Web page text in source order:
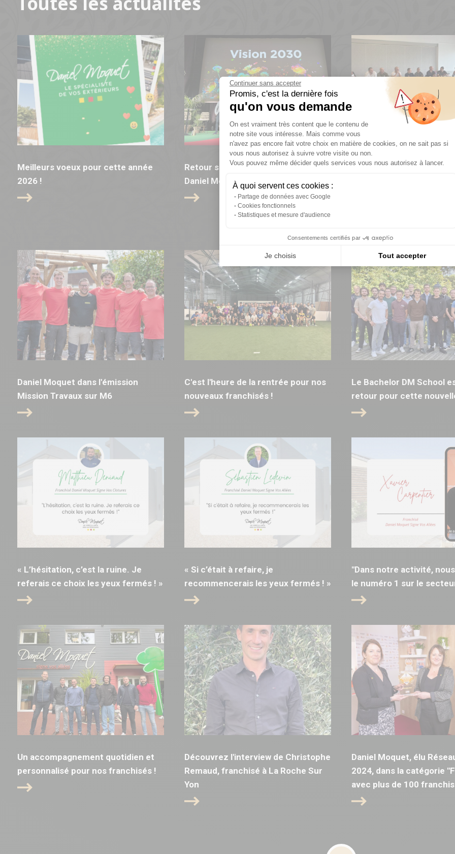
Continuer sans accepter
Promis, c'est la dernière fois
qu'on vous demande
Plateforme de Gestion du
On est vraiment très content que le contenu de
notre site vous intéresse. Mais comme vous
n'avez pas encore fait votre choix en matière de cookies, on ne sait pas si
vous nous autorisez à suivre votre visite ou non.
Vous pouvez même décider quels services vous nous autorisez à lancer.
À quoi servent ces cookies :
Partage de données avec Google
Cookies fonctionnels
Statistiques et mesure d'audience
Consentements certifiés par
Je choisis Tout accepter
Meilleurs voeux pour cette année
2026 !
Retour sur la 19ème convention
Daniel Moquet
Chez Daniel Moquet,
Daniel Moquet dans l'émission
Mission Travaux sur M6
C'est l'heure de la rentrée pour nos
nouveaux franchisés !
Le Bachelor DM School
retour pour cette
« L’hésitation, c’est la ruine. Je
referais ce choix les yeux fermés ! »
« Si c’était à refaire, je
recommencerais les yeux fermés ! »
"Dans notre activité,
le numéro 1 sur le
Un accompagnement quotidien et
personnalisé pour nos franchisés !
Découvrez l'interview de Christophe
Remaud, franchisé à La Roche Sur
Yon
Daniel Moquet, élu
2024, dans la catégorie
avec plus de 100